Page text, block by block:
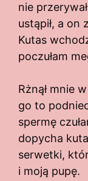
nie
ustąpił, a on
Kutas
poczułam
Rżnął mnie
go to
spermę
dopycha
serwetki,
i moją pupę.